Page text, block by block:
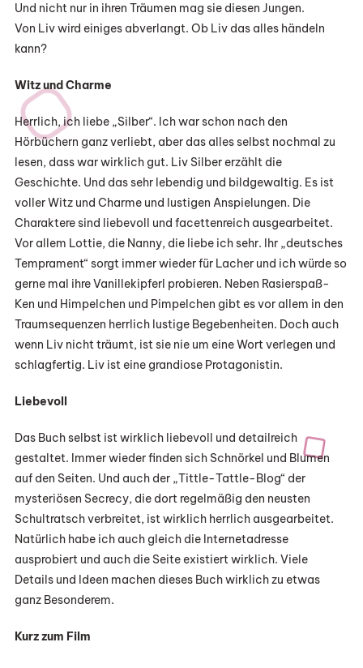
Und nicht nur in ihren Träumen mag sie diesen Jungen.
Von Liv wird einiges abverlangt. Ob Liv das alles händeln
kann?
Witz und Charme
Herrlich, ich liebe „Silber“. Ich war schon nach den
Hörbüchern ganz verliebt, aber das alles selbst nochmal zu
lesen, dass war wirklich gut. Liv Silber erzählt die
Geschichte. Und das sehr lebendig und bildgewaltig. Es ist
voller Witz und Charme und lustigen Anspielungen. Die
Charaktere sind liebevoll und facettenreich ausgearbeitet.
Vor allem Lottie, die Nanny, die liebe ich sehr. Ihr „deutsches
Temprament“ sorgt immer wieder für Lacher und ich würde so
gerne mal ihre Vanillekipferl probieren. Neben Rasierspaß-
Ken und Himpelchen und Pimpelchen gibt es vor allem in den
Traumsequenzen herrlich lustige Begebenheiten. Doch auch
wenn Liv nicht träumt, ist sie nie um eine Wort verlegen und
schlagfertig. Liv ist eine grandiose Protagonistin.
Liebevoll
Das Buch selbst ist wirklich liebevoll und detailreich
gestaltet. Immer wieder finden sich Schnörkel und Blumen
auf den Seiten. Und auch der „Tittle-Tattle-Blog“ der
mysteriösen Secrecy, die dort regelmäßig den neusten
Schultratsch verbreitet, ist wirklich herrlich ausgearbeitet.
Natürlich habe ich auch gleich die Internetadresse
ausprobiert und auch die Seite existiert wirklich. Viele
Details und Ideen machen dieses Buch wirklich zu etwas
ganz Besonderem.
Kurz zum Film